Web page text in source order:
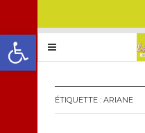
Ouvrir la barre d’outils
ÉTIQUETTE : ARIANE